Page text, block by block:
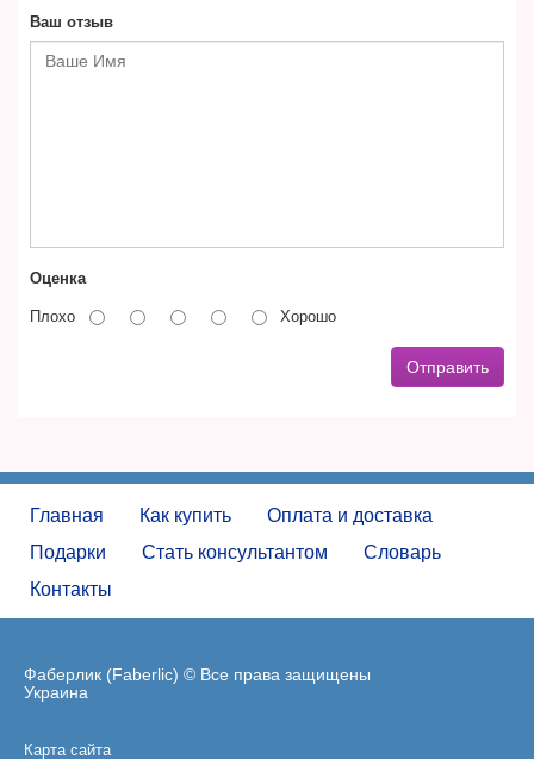
Ваш отзыв
Оценка
Плохо Хорошо
Отправить
Главная Как купить
Оплата и доставка
Подарки
Стать консультантом
Словарь
Контакты
Фаберлик (Faberlic) © Все права защищены
Украина
Карта сайта